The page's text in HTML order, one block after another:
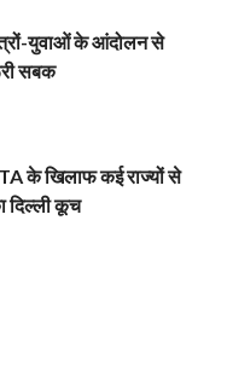
युवाओं के आंदोलन से
सबक
के खिलाफ कई राज्यों से
दिल्ली कूच